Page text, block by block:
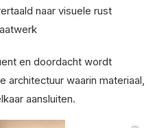
naar visuele rust
en doordacht wordt
architectuur waarin materiaal,
aansluiten.